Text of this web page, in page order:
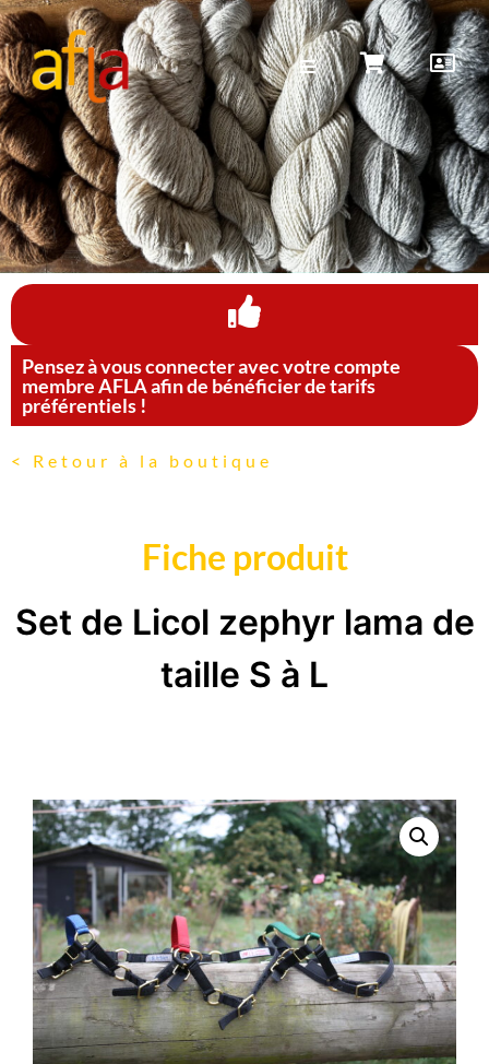
Pensez à vous connecter avec votre compte
membre AFLA afin de bénéficier de tarifs
préférentiels !
< Retour à la boutique
Fiche produit
Set de Licol zephyr lama de
taille S à L